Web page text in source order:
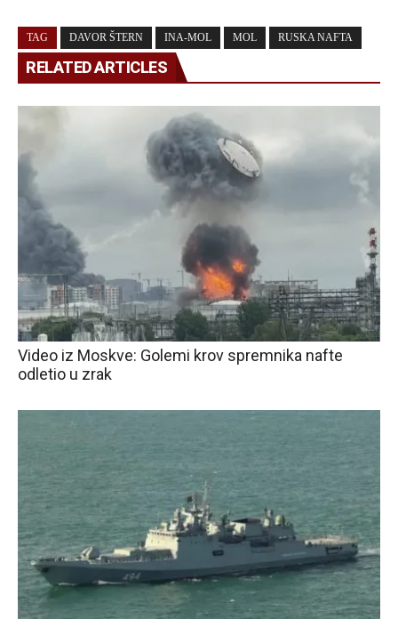
TAG DAVOR ŠTERN INA-MOL MOL RUSKA NAFTA
RELATED ARTICLES
Video iz Moskve: Golemi krov spremnika nafte
odletio u zrak